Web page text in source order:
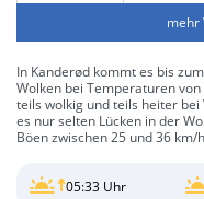
mehr
In Kanderød kommt es bis
Wolken bei Temperaturen
teils wolkig und teils heiter bei
es nur selten Lücken in der
Böen zwischen 25 und 36 km/
05:33 Uhr